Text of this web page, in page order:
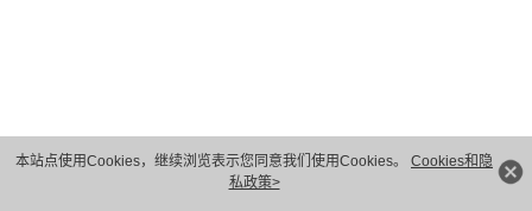
本站点使用Cookies，继续浏览表示您同意我们使用Cookies。 Cookies和隐
私政策>
版权所有 © 华为技术有限公司 1998-2026。 保留一切权利。粤A2-20044005号
隐私保护
法律声明